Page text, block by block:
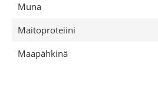
Muna
Maitoproteiini
Maapähkinä